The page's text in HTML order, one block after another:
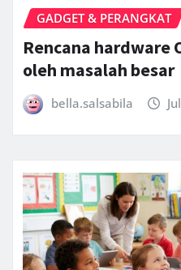
GADGET & PERANGKAT
Rencana hardware
oleh masalah besar
bella.salsabila